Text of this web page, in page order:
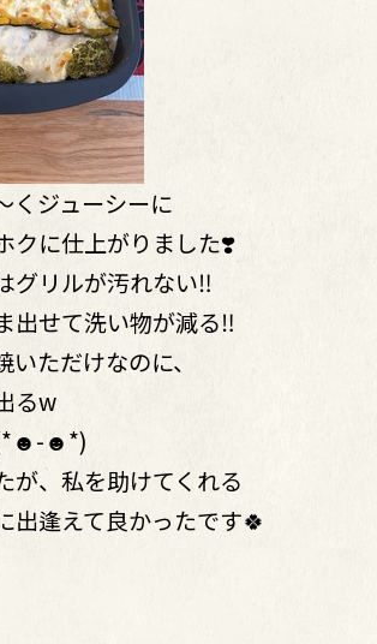
くジューシーに
クに仕上がりました❣️
グリルが汚れない‼︎
出せて洗い物が減る‼︎
ただけなのに、
るw
(*☻-☻*)
が、私を助けてくれる
出逢えて良かったです🍀